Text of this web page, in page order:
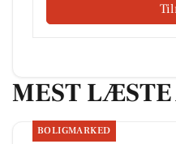
MEST
BOLIGMARKED